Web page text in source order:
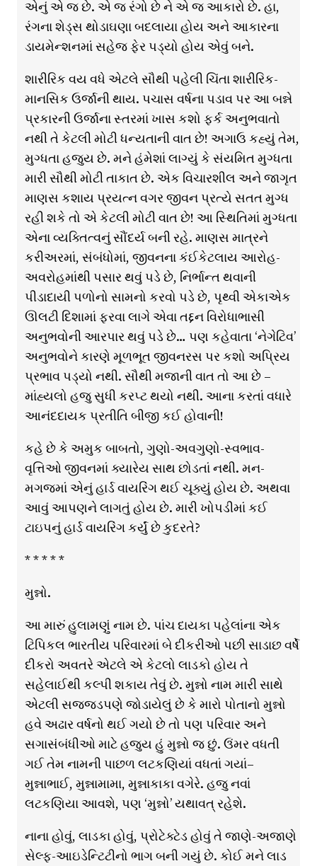
એનું એ જ છે. એ જ રંગો છે ને એ જ આકારો છે. હા,
રંગના શેડ્સ થોડાઘણા બદલાયા હોય અને આકારના
ડાયમેન્શનમાં સહેજ ફેર પડ્યો હોય એવું બને.
શારીરિક વય વધે એટલે સૌથી પહેલી ચિંતા શારીરિક-
માનસિક ઉર્જાની થાય. પચાસ વર્ષના પડાવ પર આ બન્ને
પ્રકારની ઉર્જાના સ્તરમાં ખાસ કશો ફર્ક અનુભવાતો
નથી તે કેટલી મોટી ધન્યતાની વાત છે! અગાઉ કહ્યું તેમ,
મુગ્ધતા હજુય છે. મને હંમેશાં લાગ્યું કે સંયમિત મુગ્ધતા
મારી સૌથી મોટી તાકાત છે. એક વિચારશીલ અને જાગૃત
માણસ કશાય પ્રયત્ન વગર જીવન પ્રત્યે સતત મુગ્ધ
રહી શકે તો એ કેટલી મોટી વાત છે! આ સ્થિતિમાં મુગ્ધતા
એના વ્યક્તિત્વનું સૌંદર્ય બની રહે. માણસ માત્રને
કરીઅરમાં, સંબંધોમાં, જીવનના કંઈકેટલાય આરોહ-
અવરોહમાંથી પસાર થવું પડે છે, નિર્ભાન્ત થવાની
પીડાદાયી પળોનો સામનો કરવો પડે છે, પૃથ્વી એકાએક
ઊલટી દિશામાં ફરવા લાગે એવા તદ્દન વિરોધાભાસી
અનુભવોની આરપાર થવું પડે છે… પણ કહેવાતા ‘નેગેટિવ’
અનુભવોને કારણે મૂળભૂત જીવનરસ પર કશો અપ્રિય
પ્રભાવ પડ્યો નથી. સૌથી મજાની વાત તો આ છે –
માંહ્યલો હજુ સુધી કરપ્ટ થયો નથી. આના કરતાં વધારે
આનંદદાયક પ્રતીતિ બીજી કઈ હોવાની!
કહે છે કે અમુક બાબતો, ગુણો-અવગુણો-સ્વભાવ-
વૃત્તિઓ જીવનમાં ક્યારેય સાથ છોડતાં નથી. મન-
મગજમાં એનું હાર્ડ વાયરિંગ થઈ ચૂક્યું હોય છે. અથવા
આવું આપણને લાગતું હોય છે. મારી ખોપડીમાં કઈ
ટાઇપનું હાર્ડ વાયરિંગ કર્યું છે કુદરતે?
* * * * *
મુન્નો.
આ મારું હુલામણું નામ છે. પાંચ દાયકા પહેલાંના એક
ટિપિકલ ભારતીય પરિવારમાં બે દીકરીઓ પછી સાડાછ વર્ષે
દીકરો અવતરે એટલે એ કેટલો લાડકો હોય તે
સહેલાઈથી કલ્પી શકાય તેવું છે. મુન્નો નામ મારી સાથે
એટલી સજ્જડપણે જોડાયેલું છે કે મારો પોતાનો મુન્નો
હવે અઢાર વર્ષનો થઈ ગયો છે તો પણ પરિવાર અને
સગાસંબંધીઓ માટે હજુય હું મુન્નો જ છું. ઉંમર વધતી
ગઈ તેમ નામની પાછળ લટકણિયાં વધતાં ગયાં–
મુન્નાભાઈ, મુન્નામામા, મુન્નાકાકા વગેરે. હજુ નવાં
લટકણિયા આવશે, પણ ‘મુન્નો’ યથાવત્ રહેશે.
નાના હોવું, લાડકા હોવું, પ્રોટેક્ટેડ હોવું તે જાણે-અજાણે
સેલ્ફ-આઇડેન્ટિટીનો ભાગ બની ગયું છે. કોઈ મને લાડ